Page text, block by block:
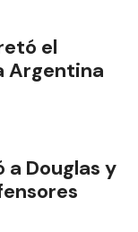
el
Argentina
a Douglas y